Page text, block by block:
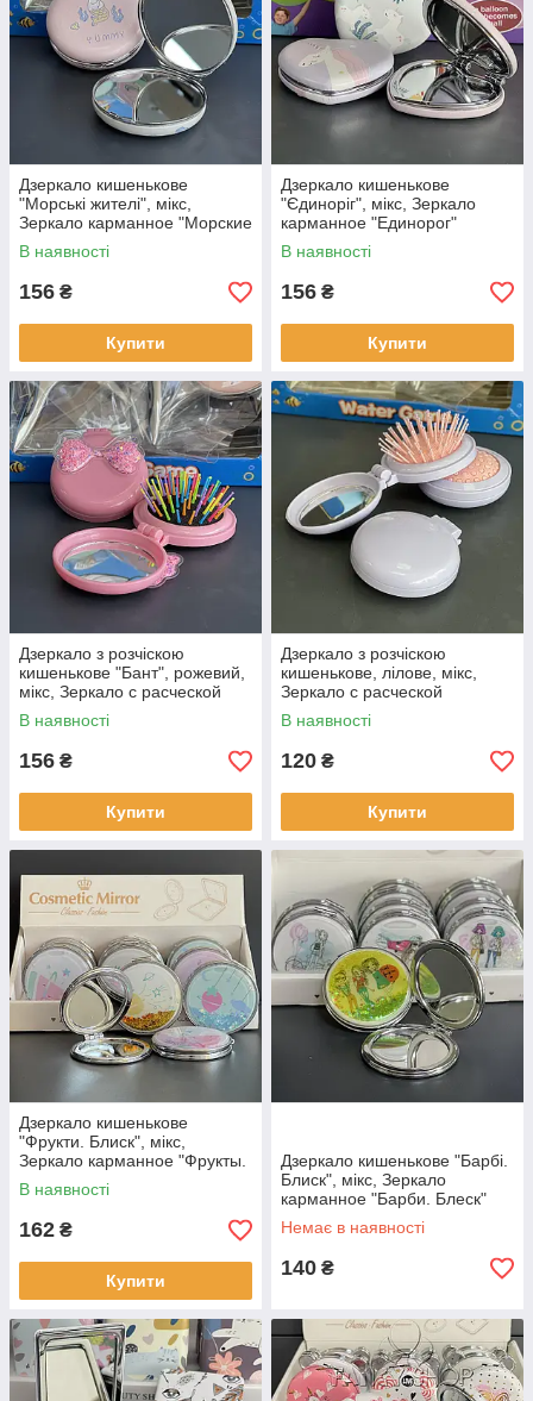
Дзеркало кишенькове
"Морські жителі", мікс,
Зеркало карманное "Морские
жители"
В наявності
156 ₴
Купити
Дзеркало кишенькове
"Єдиноріг", мікс, Зеркало
карманное "Единорог"
В наявності
156 ₴
Купити
Дзеркало з розчіскою
кишенькове "Бант", рожевий,
мікс, Зеркало с расческой
карманное, розовое "Бант"
В наявності
156 ₴
Купити
Дзеркало з розчіскою
кишенькове, лілове, мікс,
Зеркало с расческой
карманное, лиловое
В наявності
120 ₴
Купити
Дзеркало кишенькове
"Фрукти. Блиск", мікс,
Зеркало карманное "Фрукты.
Блеск" 2133-4
В наявності
162 ₴
Купити
Дзеркало кишенькове "Барбі.
Блиск", мікс, Зеркало
карманное "Барби. Блеск"
1903-17
Немає в наявності
140 ₴